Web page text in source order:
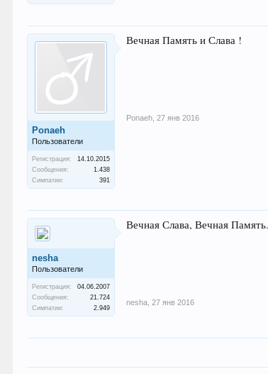
Ponaeh
Пользователи
Регистрация:
14.10.2015
Сообщения:
1.438
Симпатии:
391
Вечная Память и Слава !
Ponaeh 27 янв 2016
nesha
Пользователи
Регистрация:
04.06.2007
Сообщения:
21.724
Симпатии:
2.949
Вечная Слава, Вечная Память.
nesha 27 янв 2016